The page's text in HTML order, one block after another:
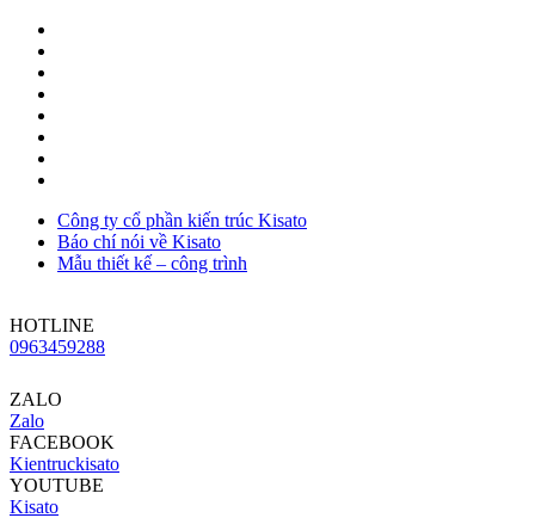
Công ty cổ phần kiến trúc Kisato
Báo chí nói về Kisato
Mẫu thiết kế – công trình
HOTLINE
0963459288
ZALO
Zalo
FACEBOOK
Kientruckisato
YOUTUBE
Kisato